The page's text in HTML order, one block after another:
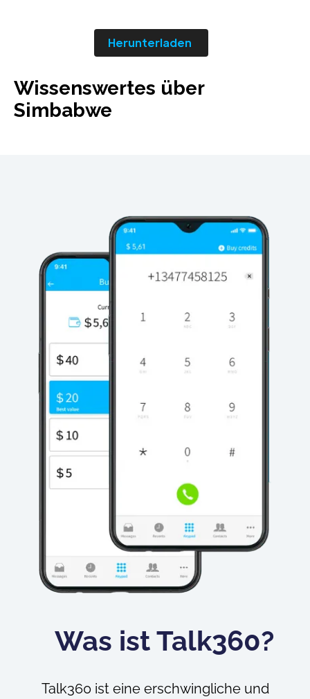
Herunterladen
Wissenswertes über
Simbabwe
Was ist Talk360?
Talk360 ist eine erschwingliche und